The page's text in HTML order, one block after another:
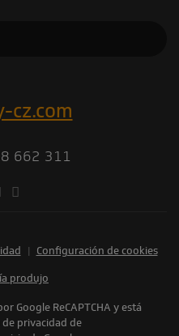
cz.com
662 311
| Configuración de cookies
produjo
Google ReCAPTCHA y está
privacidad de